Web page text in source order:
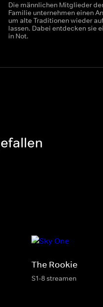
Die männlichen Mitglieder
Familie unternehmen einen
um alte Traditionen wieder
lassen. Dabei entdecken sie
in Not.
The Rookie
S1-8 streamen